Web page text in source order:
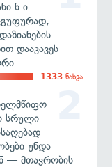
ნ.ი.
დააკავეს —
1333 ნახვა
სრული
უნდა
— მთავრობის